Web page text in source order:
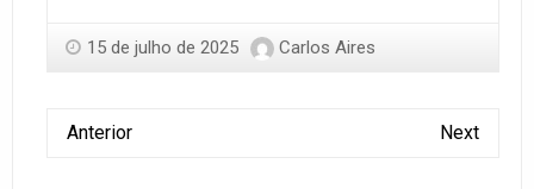
15 de julho de 2025 Carlos Aires
Anterior Next